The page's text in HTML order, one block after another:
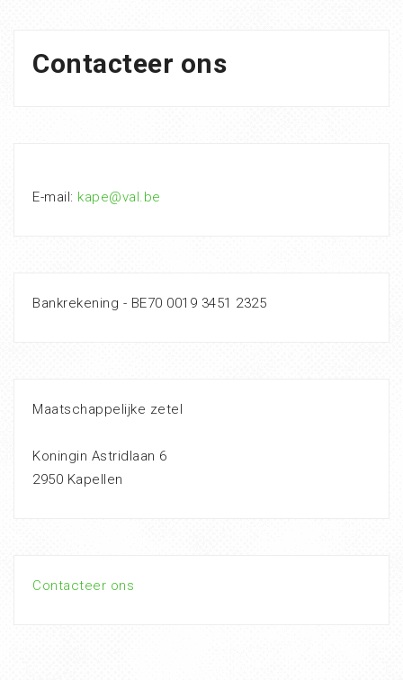
Contacteer ons
E-mail: kape@val.be
Bankrekening - BE70 0019 3451 2325
Maatschappelijke zetel
Koningin Astridlaan 6
2950 Kapellen
Contacteer ons